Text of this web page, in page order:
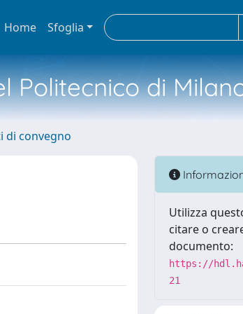
Home Sfoglia
Politecnico di
di convegno
Utilizza
citare o
documento:
https://
21